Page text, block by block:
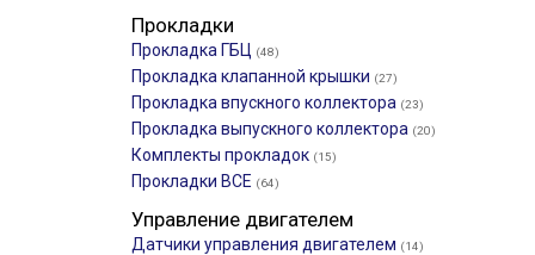
Прокладки
Прокладка ГБЦ (48)
Прокладка клапанной крышки (27)
Прокладка впускного коллектора (23)
Прокладка выпускного коллектора (20)
Комплекты прокладок (15)
Прокладки ВСЕ (64)
Управление двигателем
Датчики управления двигателем (14)